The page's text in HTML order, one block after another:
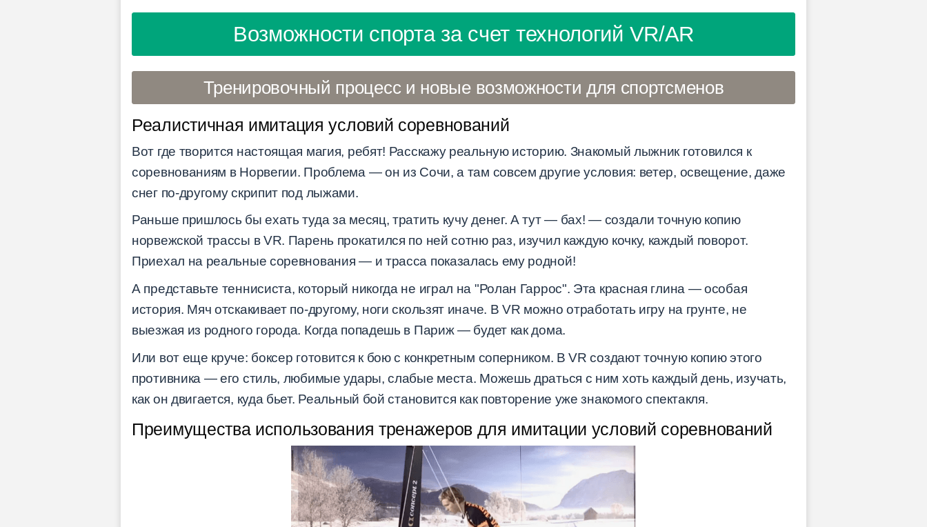
Возможности спорта за счет технологий VR/AR
Тренировочный процесс и новые возможности для спортсменов
Реалистичная имитация условий соревнований
Вот где творится настоящая магия, ребят! Расскажу реальную историю. Знакомый лыжник готовился к
соревнованиям в Норвегии. Проблема — он из Сочи, а там совсем другие условия: ветер, освещение, даже
снег по-другому скрипит под лыжами.
Раньше пришлось бы ехать туда за месяц, тратить кучу денег. А тут — бах! — создали точную копию
норвежской трассы в VR. Парень прокатился по ней сотню раз, изучил каждую кочку, каждый поворот.
Приехал на реальные соревнования — и трасса показалась ему родной!
А представьте теннисиста, который никогда не играл на "Ролан Гаррос". Эта красная глина — особая
история. Мяч отскакивает по-другому, ноги скользят иначе. В VR можно отработать игру на грунте, не
выезжая из родного города. Когда попадешь в Париж — будет как дома.
Или вот еще круче: боксер готовится к бою с конкретным соперником. В VR создают точную копию этого
противника — его стиль, любимые удары, слабые места. Можешь драться с ним хоть каждый день, изучать,
как он двигается, куда бьет. Реальный бой становится как повторение уже знакомого спектакля.
Преимущества использования тренажеров для имитации условий соревнований